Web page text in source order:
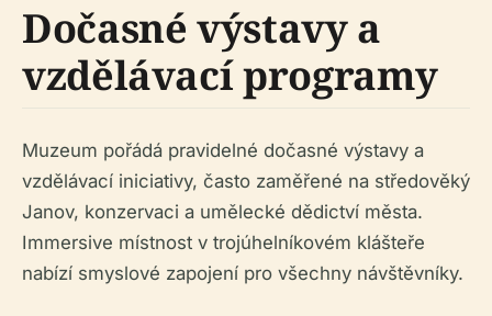
Dočasné výstavy a
vzdělávací programy
Muzeum pořádá pravidelné dočasné výstavy a
vzdělávací iniciativy, často zaměřené na středověký
Janov, konzervaci a umělecké dědictví města.
Immersive místnost v trojúhelníkovém klášteře
nabízí smyslové zapojení pro všechny návštěvníky.